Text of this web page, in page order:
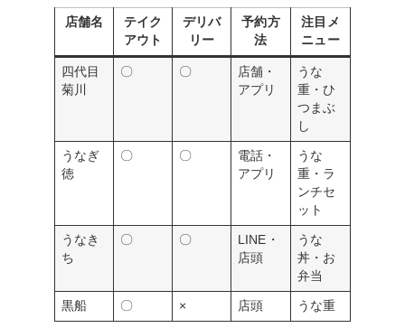
店舗名
テイク
アウト
デリバ
リー
予約方
法
注目メ
ニュー
四代目
菊川
〇 〇
店舗・
アプリ
うな
重・ひ
つまぶ
し
うなぎ
徳
〇 〇
電話・
アプリ
うな
重・ラ
ンチセ
ット
うなき
ち
〇 〇
LINE・
店頭
うな
丼・お
弁当
黒船 〇 × 店頭 うな重